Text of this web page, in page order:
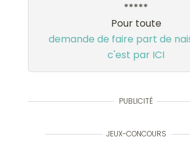
*****
Pour toute
demande de faire part de
c'est par ICI
PUBLICITÉ
JEUX-CONCOURS